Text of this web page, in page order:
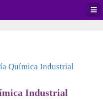
Química Industrial
Industrial